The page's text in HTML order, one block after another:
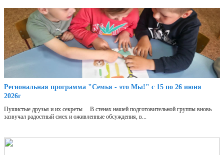
Региональная программа "Семья - это Мы!" с 15 по 26 июня
2026г
Пушистые друзья и их секреты В стенах нашей подготовительной группы вновь
зазвучал радостный смех и оживленные обсуждения, в...